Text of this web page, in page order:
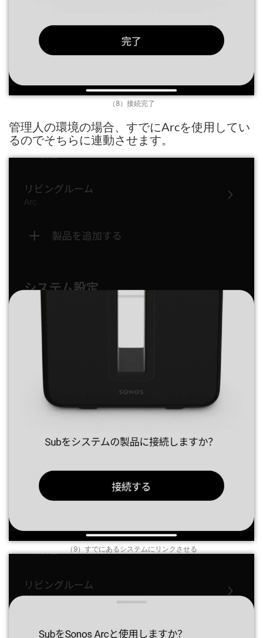
（8）接続完了
管理人の環境の場合、すでにArcを使用してい
るのでそちらに連動させます。
（9）すでにあるシステムにリンクさせる